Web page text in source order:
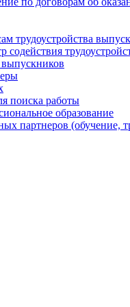
трудоустройства
выпускников
поиска работы
образование
партнеров (обучение,